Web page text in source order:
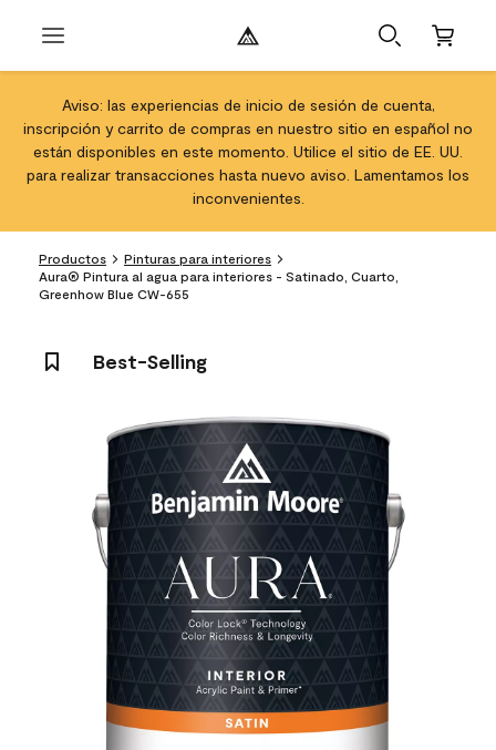
Aviso: las experiencias de inicio de sesión de cuenta,
inscripción y carrito de compras en nuestro sitio en español no
están disponibles en este momento. Utilice el sitio de EE. UU.
para realizar transacciones hasta nuevo aviso. Lamentamos los
inconvenientes.
Productos
Pinturas para interiores
Aura® Pintura al agua para interiores - Satinado, Cuarto,
Greenhow Blue CW-655
Best-Selling